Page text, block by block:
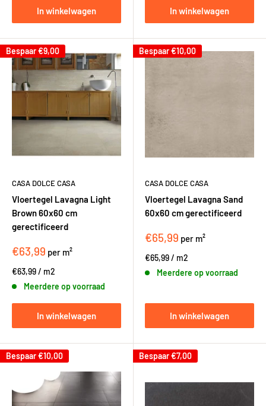
In winkelwagen In winkelwagen
Bespaar€9,00
CASA DOLCE CASA
Vloertegel Lavagna Light
Brown 60x60 cm
gerectificeerd
€63,99 per m²
€63,99/ m2
Meerdere op voorraad
In winkelwagen
Bespaar€10,00
CASA DOLCE CASA
Vloertegel Lavagna Sand
60x60 cm gerectificeerd
€65,99 per m²
€65,99/ m2
Meerdere op voorraad
In winkelwagen
Bespaar€10,00 Bespaar€7,00